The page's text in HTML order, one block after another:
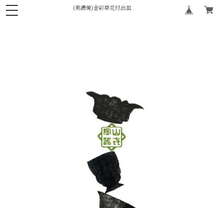
(美濃焼)金彩草花付出皿